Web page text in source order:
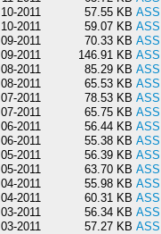
10-2011 57.55 KB
10-2011 59.07 KB
09-2011 70.33 KB
09-2011 146.91 KB
08-2011 85.29 KB
08-2011 65.53 KB
07-2011 78.53 KB
07-2011 65.75 KB
06-2011 56.44 KB
06-2011 55.38 KB
05-2011 56.39 KB
05-2011 63.70 KB
04-2011 55.98 KB
04-2011 60.31 KB
03-2011 56.34 KB
03-2011 57.27 KB